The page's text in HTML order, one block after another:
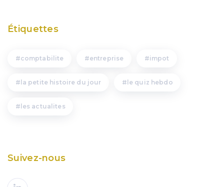
Étiquettes
comptabilite entreprise impot
la petite histoire du jour le quiz hebdo
les actualites
Suivez-nous